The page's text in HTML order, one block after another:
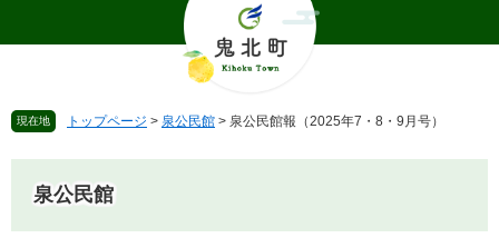
頭
飛現在地 トップページ > 泉公民館 > 泉公民館報（2025年7・8・9月号）
泉公民館